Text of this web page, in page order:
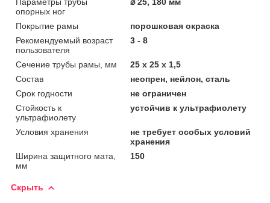
опорных ног
Покрытие рамы
порошковая окраска
Рекомендуемый возраст
пользователя
3 - 8
Сечение трубы рамы, мм
25 x 25 x 1,5
Состав
неопрен, нейлон, сталь
Срок годности
не ограничен
Стойкость к
ультрафиолету
устойчив к ультрафиолету
Условия хранения
не требует особых условий
хранения
Ширина защитного мата,
мм
150
Скрыть